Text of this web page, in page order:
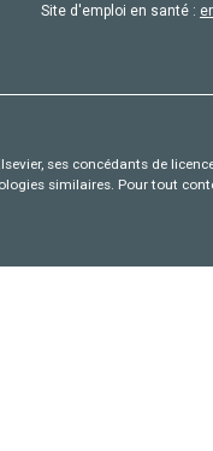
Site d'emploi en santé :
ses concédants de
similaires. Pour tout